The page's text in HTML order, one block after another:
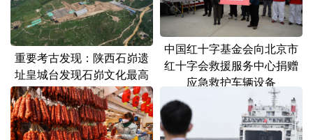
四川 贵州 云南 西藏
陕西 甘肃 青海 宁夏
新疆 内蒙古 黑龙江
多语种频道
重要考古发现：陕西石峁遗
址皇城台发现石峁文化最高
等级墓地
中国红十字基金会向北京市
红十字会救援服务中心捐赠
应急救护车辆设备